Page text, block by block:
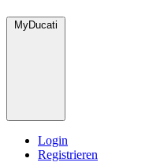
MyDucati
Login
Registrieren